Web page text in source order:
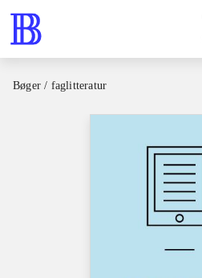
Bøger / faglitteratur